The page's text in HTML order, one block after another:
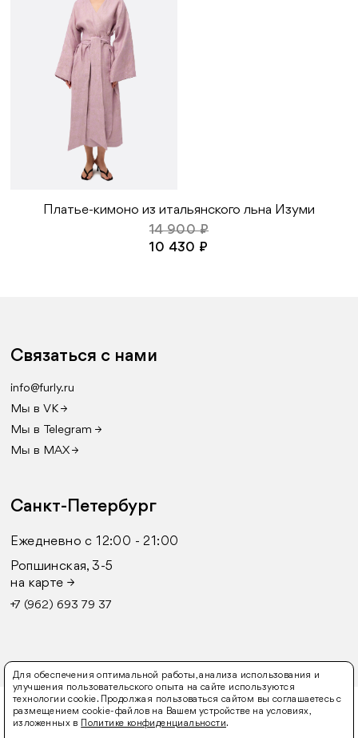
Платье-кимоно из итальянского льна Изуми
14 900 ₽
10 430 ₽
Связаться с нами
info@furly.ru
Мы в VK →
Мы в Telegram →
Мы в MAX →
Санкт-Петербург
Ежедневно с 12:00 - 21:00
Ропшинская, 3-5
на карте →
+7 (962) 693 79 37
Для обеспечения оптимальной работы, анализа использования и
улучшения пользовательского опыта на сайте используются
технологии cookie. Продолжая пользоваться сайтом вы соглашаетесь с
размещением cookie-файлов на Вашем устройстве на условиях,
изложенных в
Политике конфиденциальности.
© 2016-2026 FURLY